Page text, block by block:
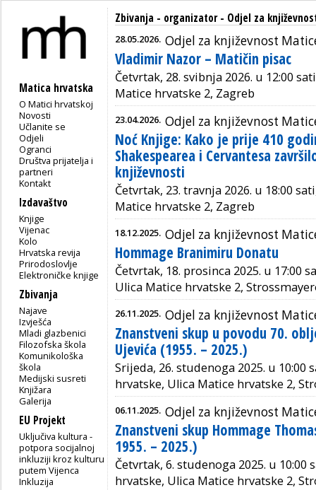
Matica hrvatska
O Matici hrvatskoj
Novosti
Učlanite se
Odjeli
Ogranci
Društva prijatelja i
partneri
Kontakt
Izdavaštvo
Knjige
Vijenac
Kolo
Hrvatska revija
Prirodoslovlje
Elektroničke knjige
Zbivanja
Najave
Izvješća
Mladi glazbenici
Filozofska škola
Komunikološka
škola
Medijski susreti
Knjižara
Galerija
EU Projekt
Uključiva kultura -
potpora socijalnoj
inkluziji kroz kulturu
putem Vijenca
Inkluzija
Zbivanja - organizator - Odjel za
28.05.2026. Odjel za književnost
Vladimir Nazor – Matičin pisac
Četvrtak, 28. svibnja 2026. u 12:00
Matice hrvatske 2, Zagreb
23.04.2026. Odjel za književnost
Noć Knjige: Kako je prije 410
Shakespearea i Cervantesa
književnosti
Četvrtak, 23. travnja 2026. u 18:00
Matice hrvatske 2, Zagreb
18.12.2025. Odjel za književnost
Hommage Branimiru Donatu
Četvrtak, 18. prosinca 2025. u 17:00
Ulica Matice hrvatske 2,
26.11.2025. Odjel za književnost
Znanstveni skup u povodu 70.
Ujevića (1955. – 2025.)
Srijeda, 26. studenoga 2025. u 10:00
hrvatske, Ulica Matice hrvatske 2,
06.11.2025. Odjel za književnost
Znanstveni skup Hommage
1955. – 2025.)
Četvrtak, 6. studenoga 2025. u 10:00
hrvatske, Ulica Matice hrvatske 2,